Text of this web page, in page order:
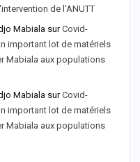
de l'ANUTT
Mabiala surCovid-
important lot de matériels
Mabiala aux populations
Mabiala surCovid-
important lot de matériels
Mabiala aux populations